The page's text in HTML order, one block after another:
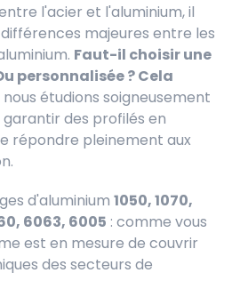
l'acier et l'aluminium, il
majeures entre les
Faut-il choisir une
personnalisée ? Cela
étudions soigneusement
des profilés en
répondre pleinement aux
d'aluminium 1050, 1070,
6063, 6005 : comme vous
est en mesure de couvrir
des secteurs de